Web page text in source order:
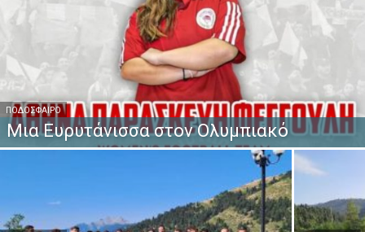
ΠΟΔΌΣΦΑΙΡΟ
Μια Ευρυτάνισσα στον Ολυμπιακό